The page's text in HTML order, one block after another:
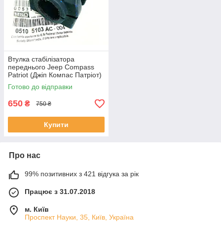
Втулка стабілізатора
переднього Jeep Compass
Patriot (Джіп Компас Патріот)
Оригінал MOPAR 5105103AC
Готово до відправки
650 ₴ 750 ₴
Купити
Про нас
99% позитивних з 421 відгука за рік
Працює з 31.07.2018
м. Київ
Проспект Науки, 35, Київ, Україна